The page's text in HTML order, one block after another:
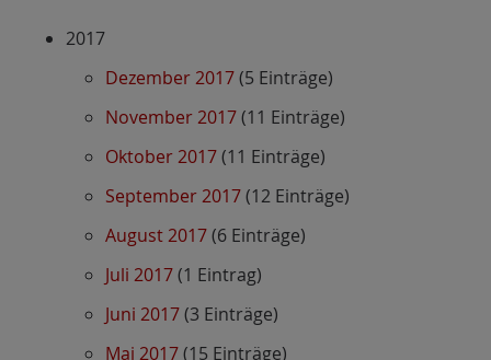
2017
Dezember 2017(5 Einträge)
November 2017(11 Einträge)
Oktober 2017(11 Einträge)
September 2017(12 Einträge)
August 2017(6 Einträge)
Juli 2017(1 Eintrag)
Juni 2017(3 Einträge)
Mai 2017(15 Einträge)